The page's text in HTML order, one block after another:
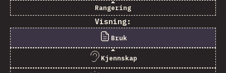
Rangering
Visning:
Bruk
Kjennskap